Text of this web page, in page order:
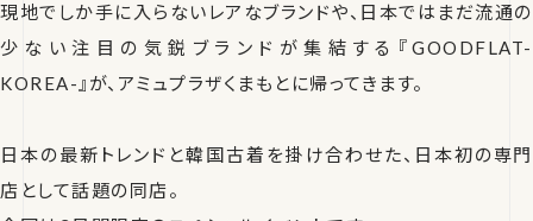
現地でしか手に入らないレアなブランドや、日本ではまだ流通の
少ない注目の気鋭ブランドが集結する『GOODFLAT-
KOREA-』が、アミュプラザくまもとに帰ってきます。
日本の最新トレンドと韓国古着を掛け合わせた、日本初の専門
店として話題の同店。